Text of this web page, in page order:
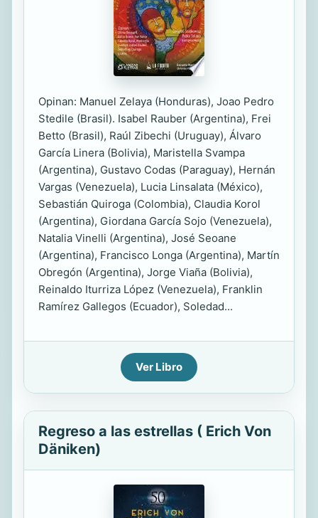
Opinan: Manuel Zelaya (Honduras), Joao Pedro
Stedile (Brasil). Isabel Rauber (Argentina), Frei
Betto (Brasil), Raúl Zibechi (Uruguay), Álvaro
García Linera (Bolivia), Maristella Svampa
(Argentina), Gustavo Codas (Paraguay), Hernán
Vargas (Venezuela), Lucia Linsalata (México),
Sebastián Quiroga (Colombia), Claudia Korol
(Argentina), Giordana García Sojo (Venezuela),
Natalia Vinelli (Argentina), José Seoane
(Argentina), Francisco Longa (Argentina), Martín
Obregón (Argentina), Jorge Viaña (Bolivia),
Reinaldo Iturriza López (Venezuela), Franklin
Ramírez Gallegos (Ecuador), Soledad...
Ver Libro
Regreso a las estrellas ( Erich Von
Däniken)